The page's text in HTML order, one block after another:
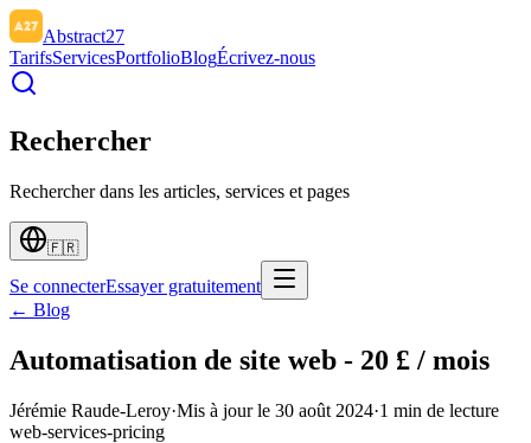
Abstract27
TarifsServicesPortfolioBlogÉcrivez-nous
Rechercher
Rechercher dans les articles, services et pages
🇫🇷
Se connecterEssayer gratuitement
← Blog
Automatisation de site web - 20 £ / mois
Jérémie Raude-Leroy·Mis à jour le 30 août 2024·1 min de lecture
web-services-pricing